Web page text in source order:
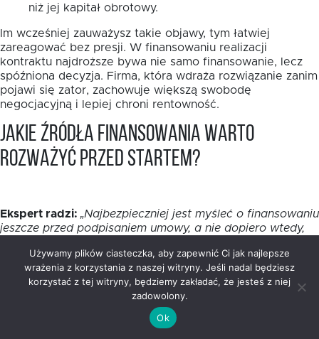
niż jej kapitał obrotowy.
Im wcześniej zauważysz takie objawy, tym łatwiej
zareagować bez presji. W finansowaniu realizacji
kontraktu najdroższe bywa nie samo finansowanie, lecz
spóźniona decyzja. Firma, która wdraża rozwiązanie zanim
pojawi się zator, zachowuje większą swobodę
negocjacyjną i lepiej chroni rentowność.
Jakie źródła finansowania warto
rozważyć przed startem?
Ekspert radzi: „Najbezpieczniej jest myśleć o finansowaniu
jeszcze przed podpisaniem umowy, a nie dopiero wtedy,
rozwiązanie, policz harmonogram wydatków i sprawdź,
kiedy dokładnie pojawią się wpływy z kontraktu.
Pożyczka dla firmy realizującej zamówienia publiczne ma
sens wtedy, gdy jest dopasowana do tempa prac, a nie
do ogólnego wyobrażenia o zleceniu. Dobrze dobrany
bufor daje Ci spokój, a nie dodatkowy chaos.”
Używamy plików ciasteczka, aby zapewnić Ci jak najlepsze
wrażenia z korzystania z naszej witryny. Jeśli nadal będziesz
korzystać z tej witryny, będziemy zakładać, że jesteś z niej
zadowolony.
Ok